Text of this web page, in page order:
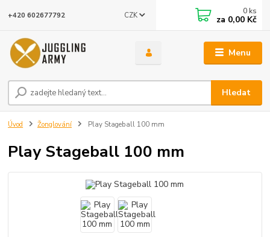
Menu
CZK
Hledat
+420 602677792 0 ks
za 0,00 Kč
Úvod Žonglování Play Stageball 100 mm
Play Stageball 100 mm